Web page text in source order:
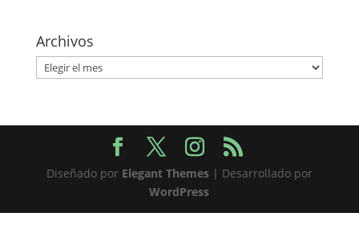
Archivos
Archivos
Diseñado por Elegant Themes| Desarrollado por
WordPress